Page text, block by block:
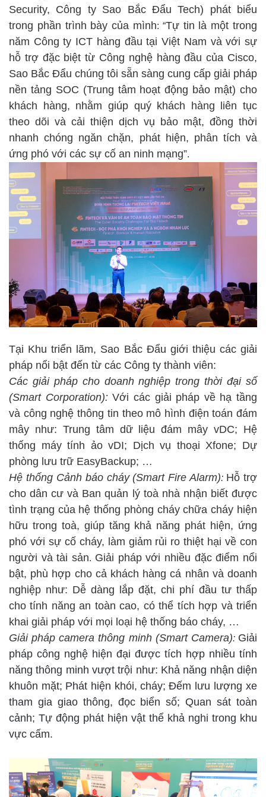
Security, Công ty Sao Bắc Đẩu Tech) phát biểu
trong phần trình bày của mình: “Tự tin là một trong
năm Công ty ICT hàng đầu tại Việt Nam và với sự
hỗ trợ đặc biệt từ Công nghệ hàng đầu của Cisco,
Sao Bắc Đẩu chúng tôi sẵn sàng cung cấp giải pháp
nền tảng SOC (Trung tâm hoạt động bảo mật) cho
khách hàng, nhằm giúp quý khách hàng liên tục
theo dõi và cải thiện dịch vụ bảo mật, đồng thời
nhanh chóng ngăn chặn, phát hiện, phân tích và
ứng phó với các sự cố an ninh mạng”.
Tại Khu triển lãm, Sao Bắc Đẩu giới thiệu các giải
pháp nổi bật đến từ các Công ty thành viên:
Các giải pháp cho doanh nghiệp trong thời đại số
(Smart Corporation): Với các giải pháp về hạ tầng
và công nghệ thông tin theo mô hình điện toán đám
mây như: Trung tâm dữ liệu đám mây vDC; Hệ
thống máy tính ảo vDI; Dịch vụ thoại Xfone; Dự
phòng lưu trữ EasyBackup; …
Hệ thống Cảnh báo cháy(Smart Fire Alarm): Hỗ trợ
cho dân cư và Ban quản lý toà nhà nhận biết được
tình trạng của hệ thống phòng cháy chữa cháy hiện
hữu trong toà, giúp tăng khả năng phát hiện, ứng
phó với sự cố cháy, làm giảm rủi ro thiệt hại về con
người và tài sản. Giải pháp với nhiều đặc điểm nổi
bật, phù hợp cho cả khách hàng cá nhân và doanh
nghiệp như: Dễ dàng lắp đặt, chi phí đầu tư thấp
cho tính năng an toàn cao, có thể tích hợp và triển
khai giải pháp với mọi loại hệ thống báo cháy, …
Giải pháp camera thông minh (Smart Camera): Giải
pháp công nghệ hiện đại được tích hợp nhiều tính
năng thông minh vượt trội như: Khả năng nhận diện
khuôn mặt; Phát hiện khói, cháy; Đếm lưu lượng xe
tham gia giao thông, đọc biển số; Quan sát toàn
cảnh; Tự động phát hiện vật thể khả nghi trong khu
vực cấm.